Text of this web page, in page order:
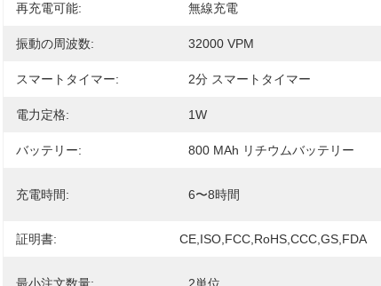
再充電可能: 無線充電
振動の周波数: 32000 VPM
スマートタイマー: 2分 スマートタイマー
電力定格: 1W
バッテリー: 800 MAh リチウムバッテリー
充電時間: 6〜8時間
証明書: CE,ISO,FCC,RoHS,CCC,GS,FDA